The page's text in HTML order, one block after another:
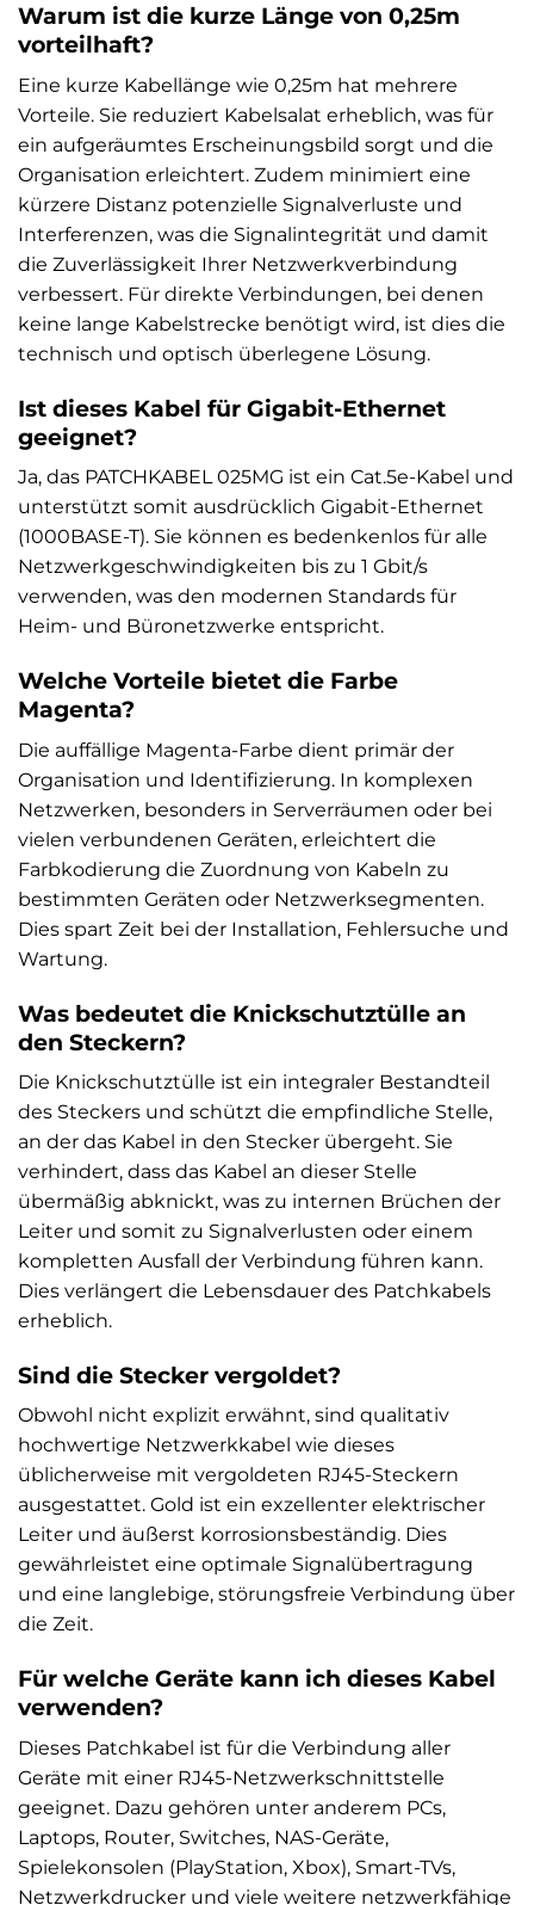
Warum ist die kurze Länge von 0,25m
vorteilhaft?
Eine kurze Kabellänge wie 0,25m hat mehrere
Vorteile. Sie reduziert Kabelsalat erheblich, was für
ein aufgeräumtes Erscheinungsbild sorgt und die
Organisation erleichtert. Zudem minimiert eine
kürzere Distanz potenzielle Signalverluste und
Interferenzen, was die Signalintegrität und damit
die Zuverlässigkeit Ihrer Netzwerkverbindung
verbessert. Für direkte Verbindungen, bei denen
keine lange Kabelstrecke benötigt wird, ist dies die
technisch und optisch überlegene Lösung.
Ist dieses Kabel für Gigabit-Ethernet
geeignet?
Ja, das PATCHKABEL 025MG ist ein Cat.5e-Kabel und
unterstützt somit ausdrücklich Gigabit-Ethernet
(1000BASE-T). Sie können es bedenkenlos für alle
Netzwerkgeschwindigkeiten bis zu 1 Gbit/s
verwenden, was den modernen Standards für
Heim- und Büronetzwerke entspricht.
Welche Vorteile bietet die Farbe
Magenta?
Die auffällige Magenta-Farbe dient primär der
Organisation und Identifizierung. In komplexen
Netzwerken, besonders in Serverräumen oder bei
vielen verbundenen Geräten, erleichtert die
Farbkodierung die Zuordnung von Kabeln zu
bestimmten Geräten oder Netzwerksegmenten.
Dies spart Zeit bei der Installation, Fehlersuche und
Wartung.
Was bedeutet die Knickschutztülle an
den Steckern?
Die Knickschutztülle ist ein integraler Bestandteil
des Steckers und schützt die empfindliche Stelle,
an der das Kabel in den Stecker übergeht. Sie
verhindert, dass das Kabel an dieser Stelle
übermäßig abknickt, was zu internen Brüchen der
Leiter und somit zu Signalverlusten oder einem
kompletten Ausfall der Verbindung führen kann.
Dies verlängert die Lebensdauer des Patchkabels
erheblich.
Sind die Stecker vergoldet?
Obwohl nicht explizit erwähnt, sind qualitativ
hochwertige Netzwerkkabel wie dieses
üblicherweise mit vergoldeten RJ45-Steckern
ausgestattet. Gold ist ein exzellenter elektrischer
Leiter und äußerst korrosionsbeständig. Dies
gewährleistet eine optimale Signalübertragung
und eine langlebige, störungsfreie Verbindung über
die Zeit.
Für welche Geräte kann ich dieses Kabel
verwenden?
Dieses Patchkabel ist für die Verbindung aller
Geräte mit einer RJ45-Netzwerkschnittstelle
geeignet. Dazu gehören unter anderem PCs,
Laptops, Router, Switches, NAS-Geräte,
Spielekonsolen (PlayStation, Xbox), Smart-TVs,
Netzwerkdrucker und viele weitere netzwerkfähige